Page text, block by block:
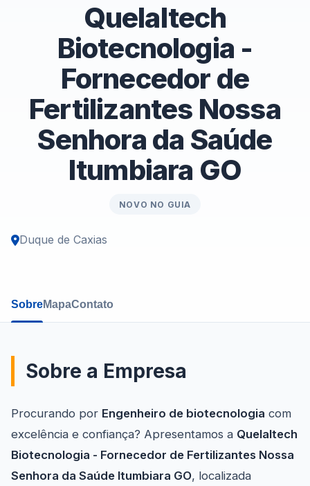
Quelaltech
Biotecnologia -
Fornecedor de
Fertilizantes Nossa
Senhora da Saúde
Itumbiara GO
NOVO NO GUIA
Duque de Caxias
SobreMapaContato
Sobre a Empresa
Procurando por Engenheiro de biotecnologia com
excelência e confiança? Apresentamos a Quelaltech
Biotecnologia - Fornecedor de Fertilizantes Nossa
Senhora da Saúde Itumbiara GO, localizada